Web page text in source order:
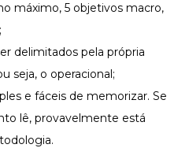
máximo, 5 objetivos macro,
delimitados pela própria
seja, o operacional;
e fáceis de memorizar. Se
lê, provavelmente está